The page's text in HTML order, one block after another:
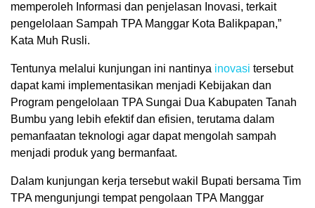
memperoleh Informasi dan penjelasan Inovasi, terkait
pengelolaan Sampah TPA Manggar Kota Balikpapan,”
Kata Muh Rusli.
Tentunya melalui kunjungan ini nantinya inovasi tersebut
dapat kami implementasikan menjadi Kebijakan dan
Program pengelolaan TPA Sungai Dua Kabupaten Tanah
Bumbu yang lebih efektif dan efisien, terutama dalam
pemanfaatan teknologi agar dapat mengolah sampah
menjadi produk yang bermanfaat.
Dalam kunjungan kerja tersebut wakil Bupati bersama Tim
TPA mengunjungi tempat pengolaan TPA Manggar